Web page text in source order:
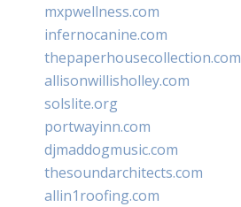
mxpwellness.com
infernocanine.com
thepaperhousecollection.com
allisonwillisholley.com
solslite.org
portwayinn.com
djmaddogmusic.com
thesoundarchitects.com
allin1roofing.com